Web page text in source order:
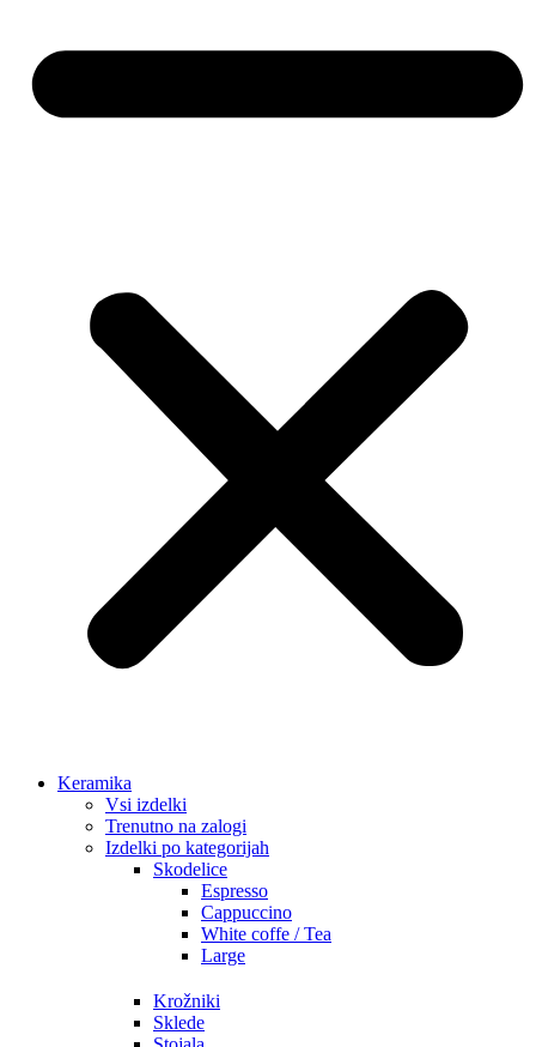
Keramika
Vsi izdelki
Trenutno na zalogi
Izdelki po kategorijah
Skodelice
Espresso
Cappuccino
White coffe / Tea
Large
Krožniki
Sklede